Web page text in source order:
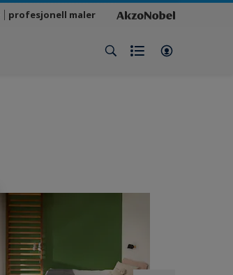
profesjonell maler